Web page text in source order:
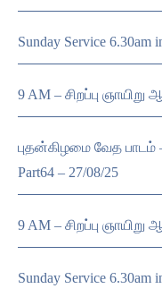
Sunday Service 6.30am
9 AM – சிறப்பு
புதன்கிழமை வேத பாடம்
Part64 – 27/08/25
9 AM – சிறப்பு
Sunday Service 6.30am